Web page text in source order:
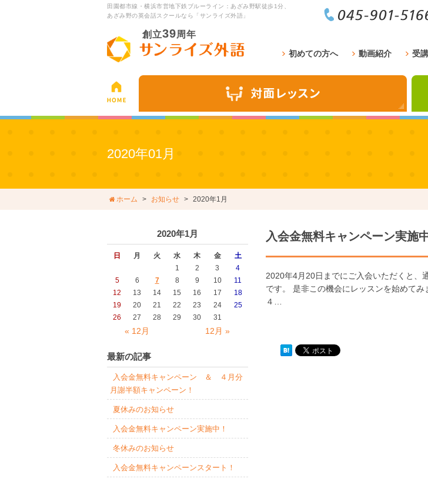
田園都市線・横浜市営地下鉄ブルーライン：あざみ野駅徒歩1分、
あざみ野の英会話スクールなら「サンライズ外語」
創立39周年
初めての方へ 動画紹介 受
2020年01月
ホーム お知らせ 2020年1月
入会金無料キャンペーン実施
2020年4月20日までにご入会いただくと、
です。 是非この機会にレッスンを始めて
４…
2020年1月
日 月 火 水 木 金 土
« 12月 12月 »
1 2 3
4
5
6 7 8 9 10
11
12
13 14 15 16 17
18
19
20 21 22 23 24
25
26
27 28 29 30 31
最新の記事
入会金無料キャンペーン ＆ ４月分
月謝半額キャンペーン！
夏休みのお知らせ
入会金無料キャンペーン実施中！
冬休みのお知らせ
入会金無料キャンペーンスタート！